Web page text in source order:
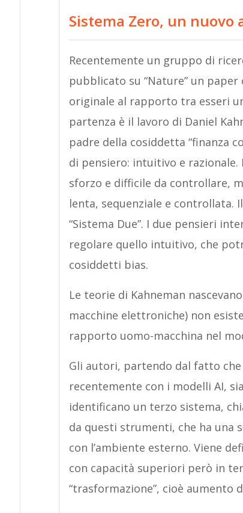
Sistema Zero, un nuovo
Recentemente un gruppo di
pubblicato su “Nature” un
originale al rapporto tra esseri
partenza è il lavoro di Daniel
padre della cosiddetta “finanza
di pensiero: intuitivo e
sforzo e difficile da controllare,
lenta, sequenziale e controllata.
“Sistema Due”. I due pensieri
regolare quello intuitivo, che
cosiddetti bias.
Le teorie di Kahneman
macchine elettroniche) non
rapporto uomo-macchina nel
Gli autori, partendo dal fatto
recentemente con i modelli AI,
identificano un terzo sistema,
da questi strumenti, che ha una
con l’ambiente esterno. Viene
con capacità superiori però in
“trasformazione”, cioè aumento